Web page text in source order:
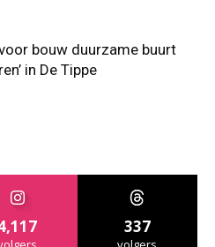
bouw duurzame buurt
in De Tippe
337